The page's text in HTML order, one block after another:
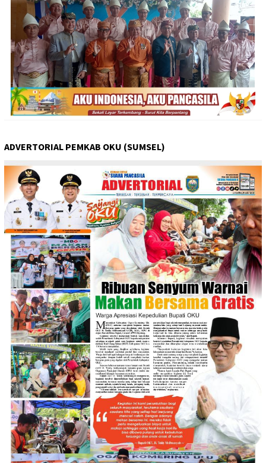
ADVERTORIAL PEMKAB OKU (SUMSEL)